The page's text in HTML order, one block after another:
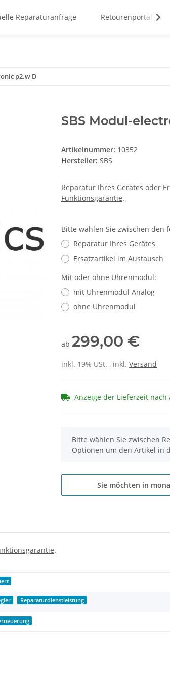
Reparaturanfrage Retourenportal
p2.w D
SBS Modul-
Artikelnummer: 10352
Hersteller: SBS
Reparatur Ihres Gerätes oder
Funktionsgarantie.
Bitte wählen Sie zwischen den
Reparatur Ihres Gerätes
Ersatzartikel im Austausch
Mit oder ohne Uhrenmodul:
mit Uhrenmodul Analog
ohne Uhrenmodul
ab 299,00 €
inkl. 19% USt. , inkl. Versand
Anzeige der Lieferzeit nach
x
Bitte wählen Sie zwischen
Optionen um den Artikel in
Sie möchten in
.
Reparaturdienstleistung